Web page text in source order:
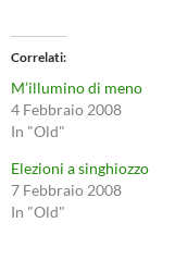
Correlati
M’illumino di meno
4 Febbraio 2008
In "Old"
Elezioni a singhiozzo
7 Febbraio 2008
In "Old"